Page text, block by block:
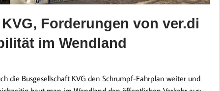
Forderungen von ver.di
im Wendland
die Busgesellschaft KVG den Schrumpf-Fahrplan weiter und